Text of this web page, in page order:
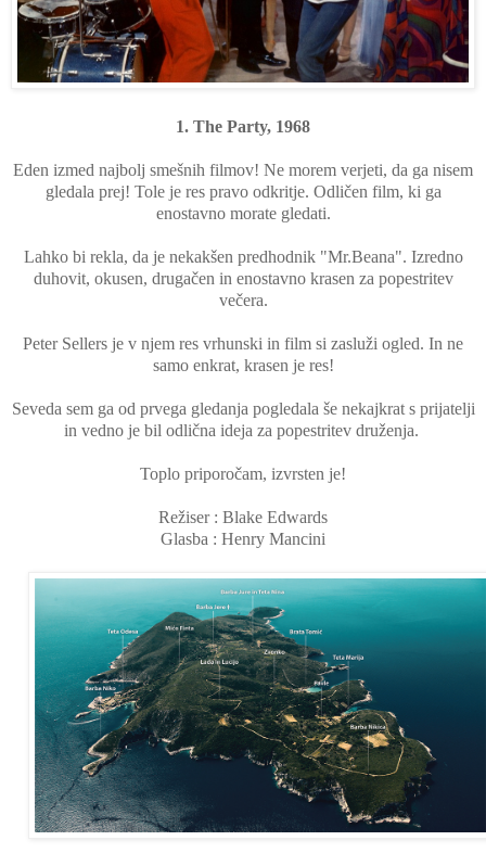
1. The Party, 1968
Eden izmed najbolj smešnih filmov! Ne morem verjeti, da ga nisem
gledala prej! Tole je res pravo odkritje. Odličen film, ki ga
enostavno morate gledati.
Lahko bi rekla, da je nekakšen predhodnik "Mr.Beana". Izredno
duhovit, okusen, drugačen in enostavno krasen za popestritev
večera.
Peter Sellers je v njem res vrhunski in film si zasluži ogled. In ne
samo enkrat, krasen je res!
Seveda sem ga od prvega gledanja pogledala še nekajkrat s prijatelji
in vedno je bil odlična ideja za popestritev druženja.
Toplo priporočam, izvrsten je!
Režiser : Blake Edwards
Glasba : Henry Mancini